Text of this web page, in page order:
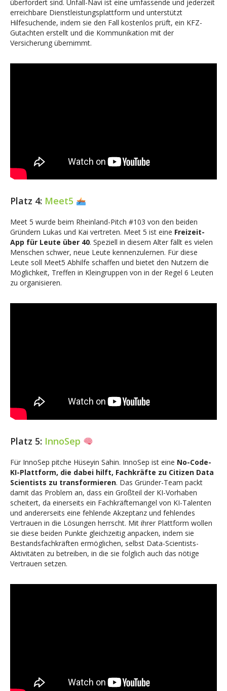
überfordert sind. Unfall-Navi ist eine umfassende und jederzeit
erreichbare Dienstleistungsplattform und unterstützt
Hilfesuchende, indem sie den Fall kostenlos prüft, ein KFZ-
Gutachten erstellt und die Kommunikation mit der
Versicherung übernimmt.
Platz 4: Meet5
Meet 5 wurde beim Rheinland-Pitch #103 von den beiden
Gründern Lukas und Kai vertreten. Meet 5 ist eine Freizeit-
App für Leute über 40. Speziell in diesem Alter fällt es vielen
Menschen schwer, neue Leute kennenzulernen. Für diese
Leute soll Meet5 Abhilfe schaffen und bietet den Nutzern die
Möglichkeit, Treffen in Kleingruppen von in der Regel 6 Leuten
zu organisieren.
Platz 5: InnoSep
Für InnoSep pitche Hüseyin Sahin. InnoSep ist eine No-Code-
KI-Plattform, die dabei hilft, Fachkräfte zu Citizen Data
Scientists zu transformieren. Das Gründer-Team packt
damit das Problem an, dass ein Großteil der KI-Vorhaben
scheitert, da einerseits ein Fachkräftemangel von KI-Talenten
und andererseits eine fehlende Akzeptanz und fehlendes
Vertrauen in die Lösungen herrscht. Mit ihrer Plattform wollen
sie diese beiden Punkte gleichzeitig anpacken, indem sie
Bestandsfachkräften ermöglichen, selbst Data-Scientists-
Aktivitäten zu betreiben, in die sie folglich auch das nötige
Vertrauen setzen.